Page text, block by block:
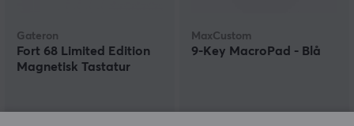
Gateron
Fort 68 Limited Edition
Magnetisk Tastatur
MaxCustom
9-Key MacroPad - Blå